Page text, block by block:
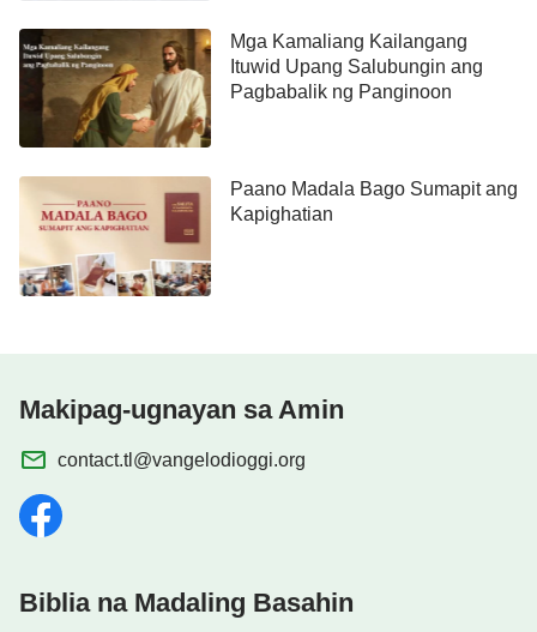
Mga Kamaliang Kailangang
Ituwid Upang Salubungin ang
Pagbabalik ng Panginoon
Paano Madala Bago Sumapit ang
Kapighatian
Makipag-ugnayan sa Amin
contact.tl@vangelodioggi.org
Biblia na Madaling Basahin